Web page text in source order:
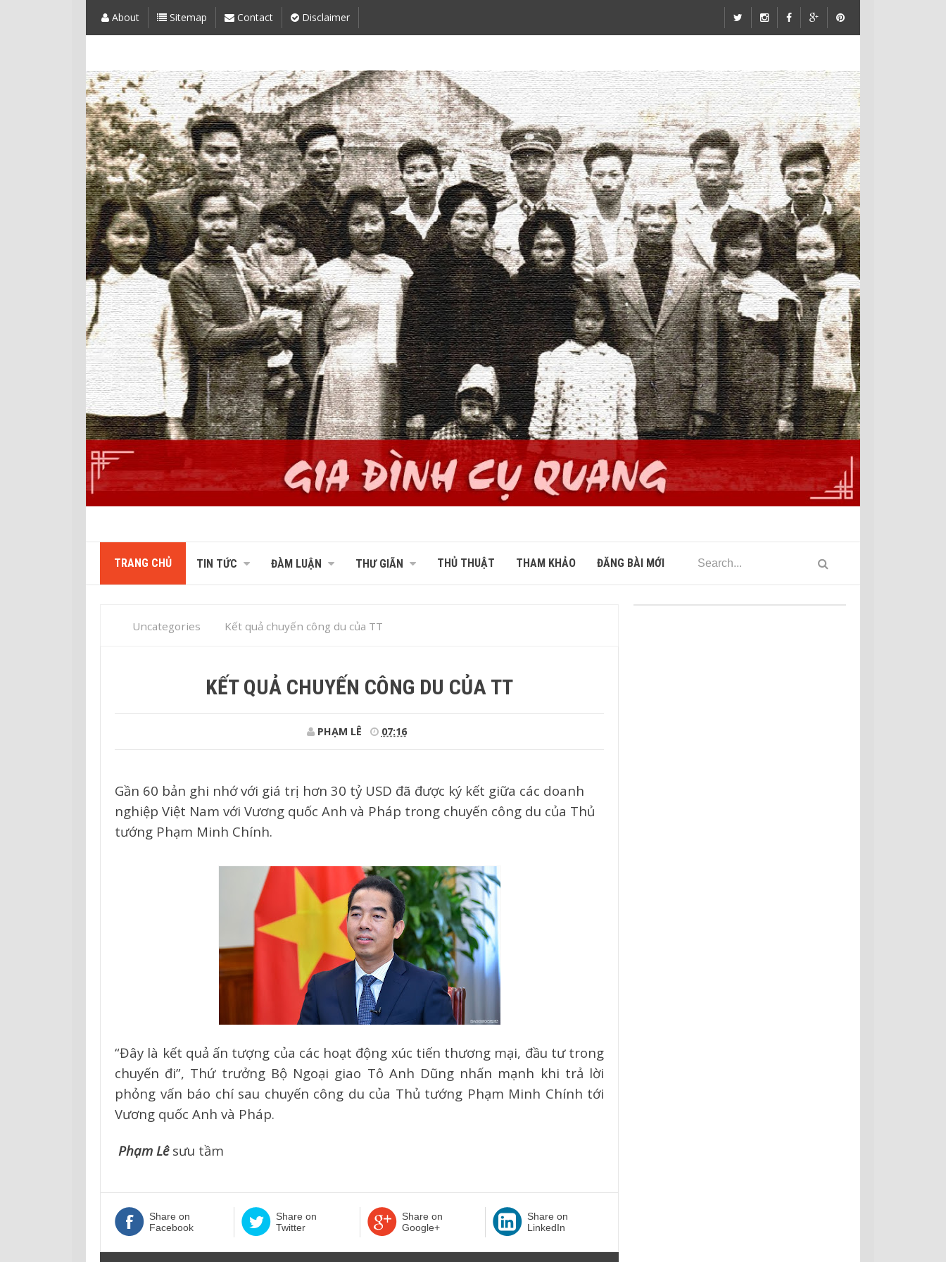
About Sitemap Contact Disclaimer
TRANG CHỦ TIN TỨC ĐÀM LUẬN THƯ GIÃN THỦ THUẬT THAM KHẢO ĐĂNG BÀI MỚI
Uncategories Kết quả chuyến công du của TT
KẾT QUẢ CHUYẾN CÔNG DU CỦA TT
PHẠM LÊ 07:16
Gần 60 bản ghi nhớ với giá trị hơn 30 tỷ USD đã được ký kết giữa các doanh
nghiệp Việt Nam với Vương quốc Anh và Pháp trong chuyến công du của Thủ
tướng Phạm Minh Chính.
“Đây là kết quả ấn tượng của các hoạt động xúc tiến thương mại, đầu tư trong
chuyến đi”, Thứ trưởng Bộ Ngoại giao Tô Anh Dũng nhấn mạnh khi trả lời
phỏng vấn báo chí sau chuyến công du của Thủ tướng Phạm Minh Chính tới
Vương quốc Anh và Pháp.
Phạm Lêsưu tầm
Share on
Facebook
Share on
Twitter
Share on
Google+
Share on
LinkedIn